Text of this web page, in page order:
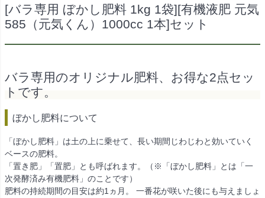
[バラ専用 ぼかし肥料 1kg 1袋][有機液肥 元気
585（元気くん）1000cc 1本]セット
バラ専用のオリジナル肥料、お得な2点セッ
トです。
ぼかし肥料について
「ぼかし肥料」は土の上に乗せて、長い期間じわじわと効いていく
ベースの肥料。
「置き肥」「置肥」とも呼ばれます。（※「ぼかし肥料」とは「一
次発酵済み有機肥料」のことです）
肥料の持続期間の目安は約1ヵ月。 一番花が咲いた後にも与えましょ